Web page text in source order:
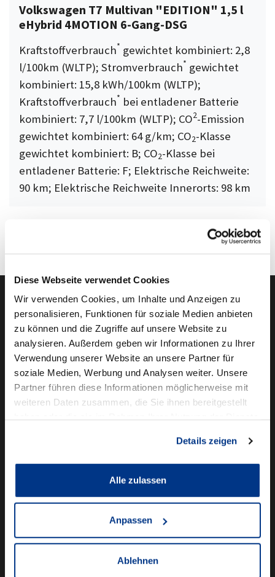
Diese Webseite verwendet Cookies
Wir verwenden Cookies, um Inhalte und Anzeigen zu
personalisieren, Funktionen für soziale Medien anbieten
zu können und die Zugriffe auf unsere Website zu
analysieren. Außerdem geben wir Informationen zu Ihrer
Verwendung unserer Website an unsere Partner für
soziale Medien, Werbung und Analysen weiter. Unsere
Partner führen diese Informationen möglicherweise mit
weiteren Daten zusammen, die Sie ihnen bereitgestellt
Details zeigen
Alle zulassen
Anpassen
Ablehnen
Volkswagen T7 Multivan "EDITION" 1,5 l
eHybrid 4MOTION 6-Gang-DSG
Kraftstoffverbrauch* gewichtet kombiniert: 2,8
l/100km (WLTP); Stromverbrauch* gewichtet
kombiniert: 15,8 kWh/100km (WLTP);
Kraftstoffverbrauch* bei entladener Batterie
kombiniert: 7,7 l/100km (WLTP); CO2-Emission
gewichtet kombiniert: 64 g/km; CO2-Klasse
gewichtet kombiniert: B; CO2-Klasse bei
entladener Batterie: F; Elektrische Reichweite:
90 km; Elektrische Reichweite Innerorts: 98 km
Folgen Sie uns auf Autowelt Schmidt auf
Autowelt Schmidt
Autowelt
Autowelt
Die Marken der Autowelt Schmidt